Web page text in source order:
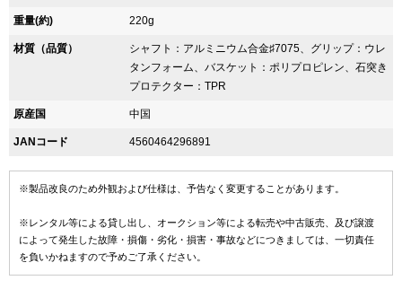
重量(約) 220g
材質（品質）
シャフト：アルミニウム合金♯7075、グリップ：ウレ
タンフォーム、バスケット：ポリプロピレン、石突き
プロテクター：TPR
原産国 中国
JANコード 4560464296891
※製品改良のため外観および仕様は、予告なく変更することがあります。
※レンタル等による貸し出し、オークション等による転売や中古販売、及び譲渡
によって発生した故障・損傷・劣化・損害・事故などにつきましては、一切責任
を負いかねますので予めご了承ください。